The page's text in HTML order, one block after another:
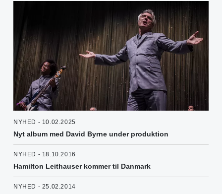
NYHED - 10.02.2025
Nyt album med David Byrne under produktion
NYHED - 18.10.2016
Hamilton Leithauser kommer til Danmark
NYHED - 25.02.2014